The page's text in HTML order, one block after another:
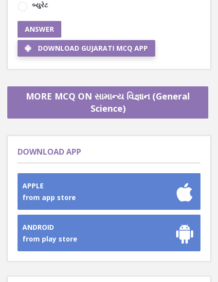
બ્યુરેટ
ANSWER
DOWNLOAD GUJARATI MCQ APP
MORE MCQ ON સામાન્ય વિજ્ઞાન (General
Science)
DOWNLOAD APP
APPLE
from app store
ANDROID
from play store